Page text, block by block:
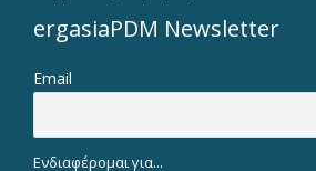
ergasiaPDM Newsletter
Email
Ενδιαφέρομαι για...